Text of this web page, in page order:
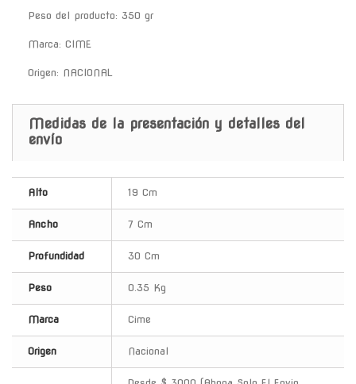
Peso del producto: 350 gr
Marca: CIME
Origen: NACIONAL
Medidas de la presentación y detalles del
envío
Alto 19 Cm
Ancho 7 Cm
Profundidad 30 Cm
Peso 0.35 Kg
Marca Cime
Origen Nacional